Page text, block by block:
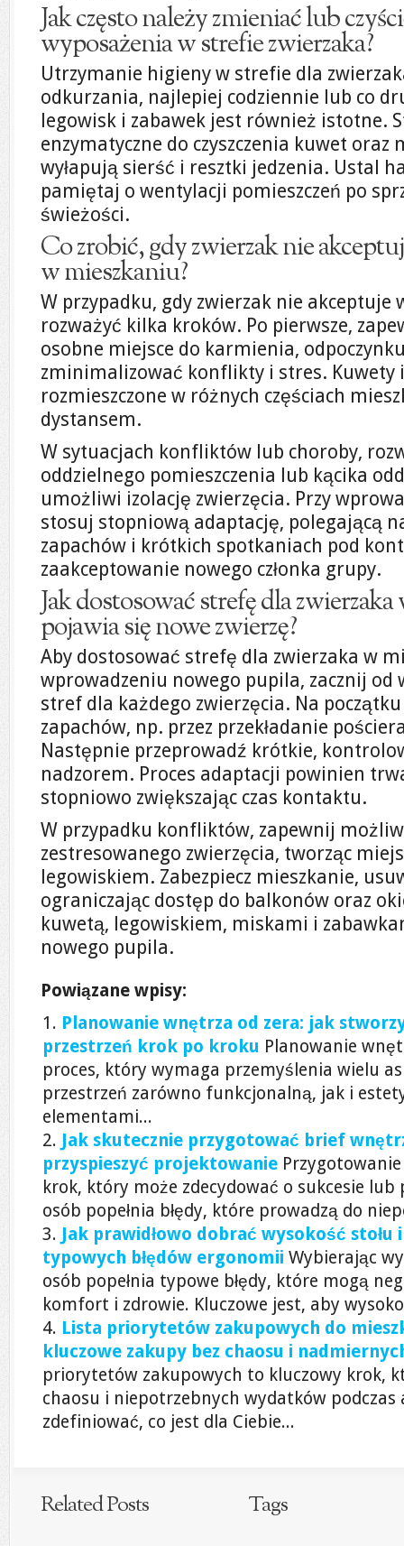
Jak często należy zmieniać lub
wyposażenia w strefie zwierzaka?
Utrzymanie higieny w strefie dla
odkurzania, najlepiej codziennie lub co
legowisk i zabawek jest również istotne.
enzymatyczne do czyszczenia kuwet
wyłapują sierść i resztki jedzenia. Ustal
pamiętaj o wentylacji pomieszczeń po
świeżości.
Co zrobić, gdy zwierzak nie
w mieszkaniu?
W przypadku, gdy zwierzak nie akceptuje
rozważyć kilka kroków. Po pierwsze,
osobne miejsce do karmienia,
zminimalizować konflikty i stres. Kuwety
rozmieszczone w różnych częściach
dystansem.
W sytuacjach konfliktów lub choroby,
oddzielnego pomieszczenia lub kącika
umożliwi izolację zwierzęcia. Przy
stosuj stopniową adaptację, polegającą
zapachów i krótkich spotkaniach pod
zaakceptowanie nowego członka grupy.
Jak dostosować strefę dla
pojawia się nowe zwierzę?
Aby dostosować strefę dla zwierzaka w
wprowadzeniu nowego pupila, zacznij od
stref dla każdego zwierzęcia. Na
zapachów, np. przez przekładanie
Następnie przeprowadź krótkie,
nadzorem. Proces adaptacji powinien
stopniowo zwiększając czas kontaktu.
W przypadku konfliktów, zapewnij
zestresowanego zwierzęcia, tworząc
legowiskiem. Zabezpiecz mieszkanie,
ograniczając dostęp do balkonów oraz
kuwetą, legowiskiem, miskami i
nowego pupila.
Powiązane wpisy:
Planowanie wnętrza od zera: jak
przestrzeń krok po kroku Planowanie
proces, który wymaga przemyślenia wielu
przestrzeń zarówno funkcjonalną, jak i
elementami...
Jak skutecznie przygotować brief
przyspieszyć projektowanie
krok, który może zdecydować o sukcesie
osób popełnia błędy, które prowadzą do
Jak prawidłowo dobrać wysokość stołu
typowych błędów ergonomii Wybierając
osób popełnia typowe błędy, które mogą
komfort i zdrowie. Kluczowe jest, aby
Lista priorytetów zakupowych do
kluczowe zakupy bez chaosu i
priorytetów zakupowych to kluczowy krok,
chaosu i niepotrzebnych wydatków
zdefiniować, co jest dla Ciebie...
Related Posts Tags